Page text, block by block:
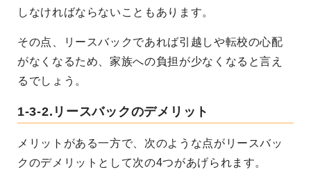
しなければならないこともあります。
その点、リースバックであれば引越しや転校の心配
がなくなるため、家族への負担が少なくなると言え
るでしょう。
1-3-2.リースバックのデメリット
メリットがある一方で、次のような点がリースバッ
クのデメリットとして次の4つがあげられます。